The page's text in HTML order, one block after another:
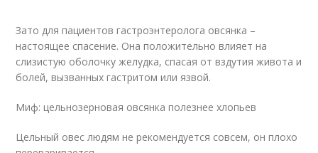
Зато для пациентов гастроэнтеролога овсянка –
настоящее спасение. Она положительно влияет на
слизистую оболочку желудка, спасая от вздутия живота и
болей, вызванных гастритом или язвой.
Миф: цельнозерновая овсянка полезнее хлопьев
Цельный овес людям не рекомендуется совсем, он плохо